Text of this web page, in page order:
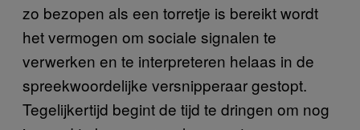
zo bezopen als een torretje is bereikt wordt
het vermogen om sociale signalen te
verwerken en te interpreteren helaas in de
spreekwoordelijke versnipperaar gestopt.
Tegelijkertijd begint de tijd te dringen om nog